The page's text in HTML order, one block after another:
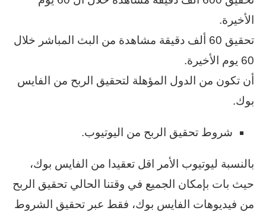
الأخيرة.
تحقيق 60 ألف دقيقة مشاهدة من البث المباشر خلال
60 يوم الأخيرة.
أن تكون من الدول المؤهلة لتحقيق الربح من الفايس
بوك.
شروط تحقيق الربح من اليوتيوب.
بالنسبة ليوتيوب الأمر اقل تعقيدا من الفايس بوك،
حيث بات بإمكان الجميع في وقتنا الحالي تحقيق الربح
من فيديوهات الفايس بوك، فقط عبر تحقيق الشروط